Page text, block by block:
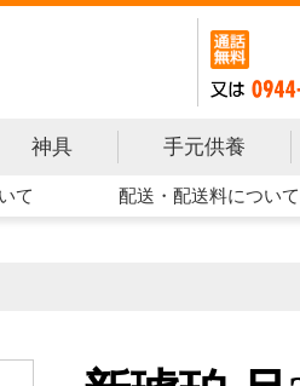
神具 手元供養
て 配送・配送料について